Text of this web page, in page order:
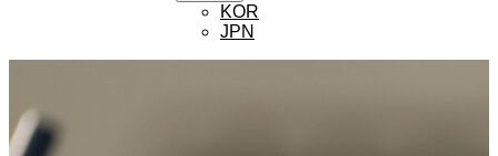
KOR
JPN